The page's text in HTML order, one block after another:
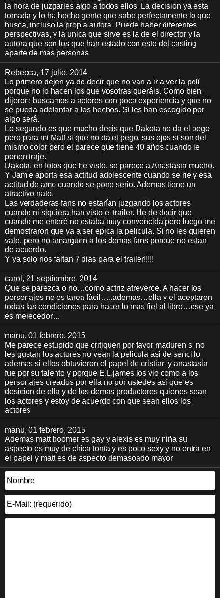
la hora de juzgarles algo a todos ellos. La decision ya esta
tomada y lo ha hecho gente que sabe perfectamente lo que
busca, incluso la propia autora. Puede haber diferentes
perspectivas, y la unica que sirve es la de el director y la
autora que son los que han estado con esto del casting
aparte de mas personas
Rebecca, 17 julio, 2014
Lo primero dejen ya de decir que no van a ir a ver la peli
porque no lo hacen los que vosotras queráis. Como bien
dijeron: buscamos a actores con poca experiencia y que no
se pueda adelantar a los hechos. Si les han escogido por
algo será.
Lo segundo es que mucho decis que Dakota no da el pego
pero para mi Matt si que no da el pego, sus ojos si son del
mismo color pero el parece que tiene 40 años cuando le
ponen traje.
Dakota, en fotos que he visto, se parece a Anastasia mucho.
Y Jamie aporta esa actitud adolescente cuando se rie y esa
actitud de amo cuando se pone serio. Ademas tiene un
atractivo nato.
Las verdaderas fans no estarían juzgando los actores
cuando ni siquiera han visto el trailer. He de decir que
cuando me enteré no estaba muy convencida pero luego me
demostraron que va a ser epica la pelicula. Si no les quieren
vale, pero no amarguen a los demas fans porque no estan
de acuerdo.
Y ya solo nos faltan 7 dias para el trailer!!!!!
carol , 21 septiembre, 2014
Que se parezca o no…como actriz atreverce. A hacer los
personajes no es tarea fácil…..ademas…ella y el aceptaron
todas las condiciones para hacer lo mas fiel al libro…ese ya
es merecedor…
manu, 01 febrero, 2015
Me parece estupido que critiquen por favor maduren si no
les gustan los actores no vean la pelicula asi de sencillo
ademas si ellos obtuvieron el papel de cristian y anastasia
fue por su talento y porque E.L.james los vio como a los
personajes creados por ella no por ustedes asi que es
desicion de ella y de los demas productores quienes sean
los actores y estoy de acuerdo con que sean ellos los
actores
manu, 01 febrero, 2015
Ademas matt boomer es gay y alexis es muy niña su
aspecto es muy de chica tonta y es poco sexy y no entra en
el papel y matt es de aspecto demasoado mayor